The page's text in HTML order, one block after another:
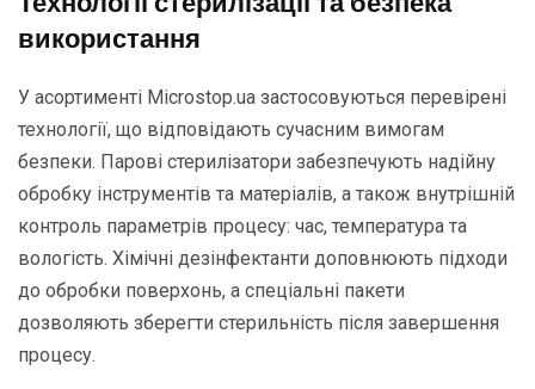
використання
У асортименті Microstop.ua застосовуються перевірені
технології, що відповідають сучасним вимогам
безпеки. Парові стерилізатори забезпечують надійну
обробку інструментів та матеріалів, а також внутрішній
контроль параметрів процесу: час, температура та
вологість. Хімічні дезінфектанти доповнюють підходи
до обробки поверхонь, а спеціальні пакети
дозволяють зберегти стерильність після завершення
процесу.